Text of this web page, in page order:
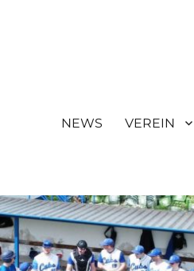
NEWS VEREIN